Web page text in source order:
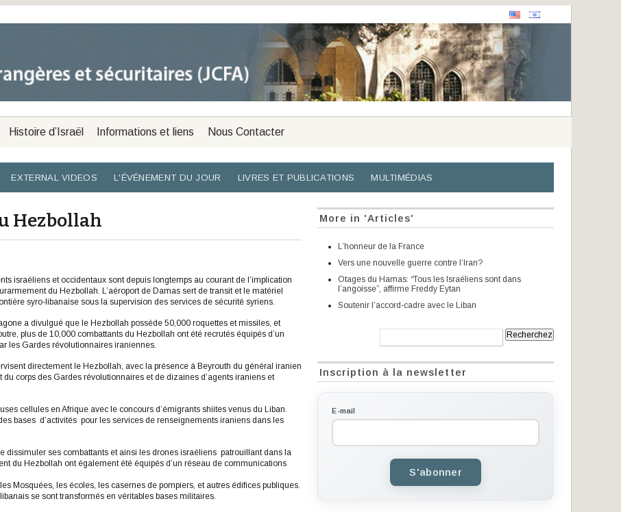
Histoire d’Israël Informations et liens Nous Contacter
EXTERNAL VIDEOS L'ÉVÉNEMENT DU JOUR LIVRES ET PUBLICATIONS MULTIMÉDIAS
Hezbollah
israéliens et occidentaux sont depuis longtemps au courant de l’implication
du Hezbollah. L’aéroport de Damas sert de transit et le matériel
syro-libanaise sous la supervision des services de sécurité syriens.
a divulgué que le Hezbollah possède 50,000 roquettes et missiles, et
plus de 10,000 combattants du Hezbollah ont été recrutés équipés d’un
les Gardes révolutionnaires iraniennes.
directement le Hezbollah, avec la présence à Beyrouth du général iranien
corps des Gardes révolutionnaires et de dizaines d’agents iraniens et
cellules en Afrique avec le concours d’émigrants shiites venus du Liban.
bases d’activités pour les services de renseignements iraniens dans les
dissimuler ses combattants et ainsi les drones israéliens patrouillant dans la
du Hezbollah ont également été équipés d’un réseau de communications
Mosquées, les écoles, les casernes de pompiers, et autres édifices publiques.
se sont transformés en véritables bases militaires.
More in 'Articles'
L’honneur de la France
Vers une nouvelle guerre contre l’Iran?
Otages du Hamas: “Tous les Israéliens sont dans
l’angoisse”, affirme Freddy Eytan
Soutenir l’accord-cadre avec le Liban
Inscription à la newsletter
E-mail
S'abonner